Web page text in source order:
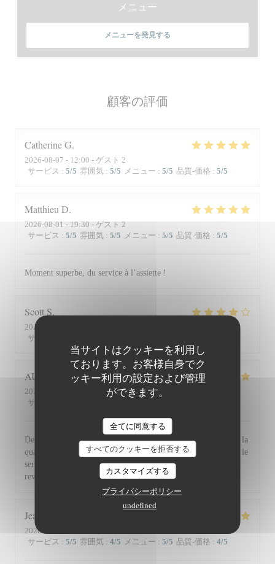
当サイトはクッキーを利用し
ております。お客様自身でク
ッキー利用の設定および管理
ができます。
全てに同意する
すべてのクッキーを拒否する
カスタマイズする
プライバシーポリシー
undefined
顧客の評価
CatherineG
2026-08-07 - 12:00 - ゲスト 2
サービス : 5/5 雰囲気 : 5/5 メニュー : 5/5 品質-価格 : 5/5
Matthieu D
2026-08-01 - 19:30 - ゲスト 2
サービス : 5/5 雰囲気 : 5/5 メニュー : 5/5 品質-価格 : 5/5
Moment superbe, du service à l’assiette !
Scott S
2026-07-30
サービス
AUDE
2026-07-30
- 19:30 - ゲスト 2
サービス
De l'accueil souriant et chaleureux comme à la maison jusqu'à la
qualité et la présentation de l'assiette (poissons) en passant par le
service du vin, nous avons apprécié ce dîner et souhaitons
revenir. Bravo & merci +++
Jean Louis
2026-07-30
サービス : 5/5 雰囲気 : 4/5 メニュー : 5/5 品質-価格 : 4/5
メニュー
メニューを発見する